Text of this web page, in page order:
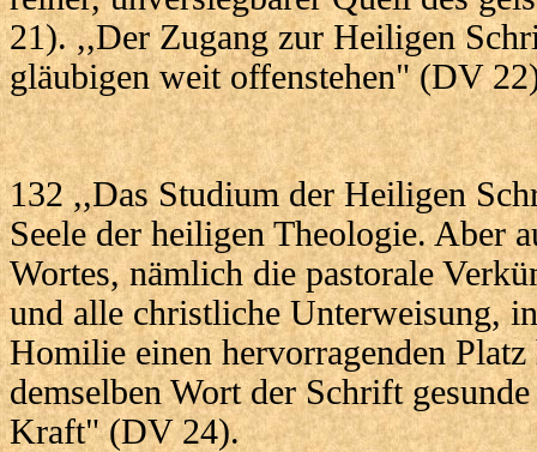
21). ,,Der Zugang zur Heiligen
gläubigen weit offenstehen" (DV
132 ,,Das Studium der Heiligen
Seele der heiligen Theologie. Aber
Wortes, nämlich die pastorale
und alle christliche Unterweisung,
Homilie einen hervorragenden
demselben Wort der Schrift
Kraft" (DV 24).